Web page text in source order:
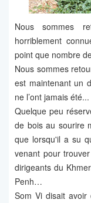
Nous sommes
horriblement
point que nombre
Nous sommes
est maintenant un
ne l’ont jamais été...
Quelque peu
de bois au sourire
que lorsqu'il a su
venant pour
dirigeants du
Penh…
Som Vi disait